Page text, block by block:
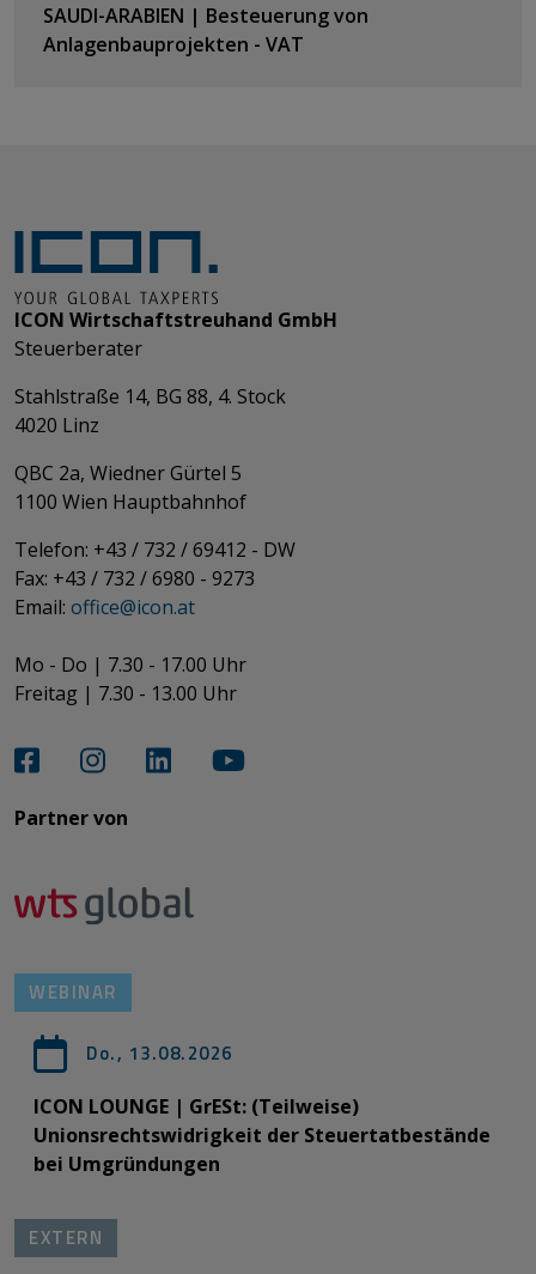
SAUDI-ARABIEN | Besteuerung von
Anlagenbauprojekten - VAT
ICON Wirtschaftstreuhand GmbH
Steuerberater
Stahlstraße 14, BG 88, 4. Stock
4020 Linz
QBC 2a, Wiedner Gürtel 5
​​​​​​​1100 Wien Hauptbahnhof
Telefon: +43 / 732 / 69412 - DW
Fax: +43 / 732 / 6980 - 9273
​​​​​​​Email: office@­icon.at
Mo - Do | 7.30 - 17.00 Uhr
Freitag | 7.30 - 13.00 Uhr​​​​​​​
Partner von​​​​​​
WEBINAR
Do., 13.08.2026
ICON LOUNGE | GrESt: (Teilweise)
Unionsrechtswidrigkeit der Steuertatbestände
bei Umgründungen
EXTERN